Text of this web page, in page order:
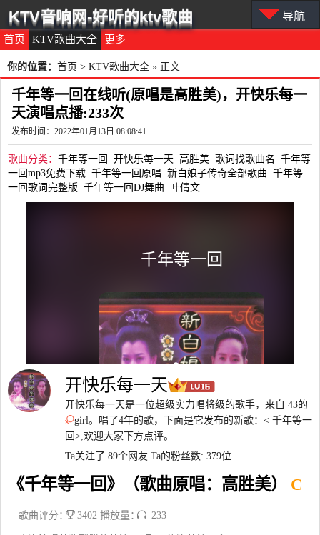
首页 KTV歌曲大全 更多
KTV音响网-好听的ktv歌曲 导航
你的位置： 首页 > KTV歌曲大全 » 正文
千年等一回在线听(原唱是高胜美)，开快乐每一
天演唱点播:233次
发布时间：2022年01月13日 08:08:41
歌曲分类： 千年等一回 开快乐每一天 高胜美 歌词找歌曲名
千年等
一回mp3免费下载 千年等一回原唱 新白娘子传奇全部歌曲 千年等
一回歌词完整版 千年等一回DJ舞曲 叶倩文
开快乐每一天
开快乐每一天是一位超级实力唱将级的歌手，来自 43的
girl。唱了4年的歌，下面是它发布的新歌：< 千年等一
回>,欢迎大家下方点评。
Ta关注了 89个网友 Ta的粉丝数: 379位
《千年等一回》（歌曲原唱：高胜美） C
歌曲评分： 3402 播放量： 233